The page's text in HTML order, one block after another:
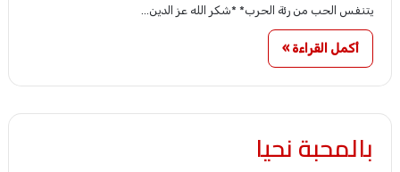
يتنفس الحب من رئة الحرب* *شكر الله عز الدين…
أكمل القراءة »
بالمحبة نحيا